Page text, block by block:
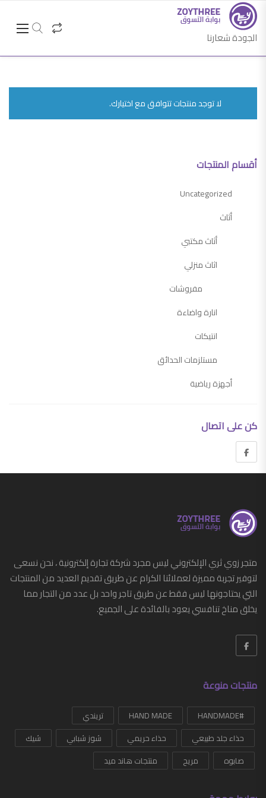
الجودة شعارنا
لا توجد منتجات تتوافق مع اختيارك.
أقسام المنتجات
Uncategorized
أثاث
أثاث مكتبي
اثاث منزلي
مفروشات
انارة واضاءة
انتيكات
مستلزمات الحدائق
أجهزة رياضية
اجهزة التكييف وملحقاتها
ادوات مطبخ
مستلزمات المنزل
أدوات منزلية
أزياء
أزياء رجالي
ساعات
G-SHOCK
شرابات
كن على اتصال
متجر زوي ثري الإلكتروني ليس مجرد شركة تجارة إلكترونية ، نحن نسعى
لتوفير تجربة مميزة لعملائنا الكرام عن طريق تقديم العديد من المنتجات
التي يحتاجونها ليس فقط عن طريق تاجر واحد بل عدد من التجار مما
يخلق مناخ تنافسي يعود بالفائدة على الجميع.
منتجات منوعة
#HANDMADE
HAND MADE
تريندي
حذاء جلد طبيعي
حذاء حريمي شوز شبابي
شيك
صابوه
مريح منتجات هاند ميد